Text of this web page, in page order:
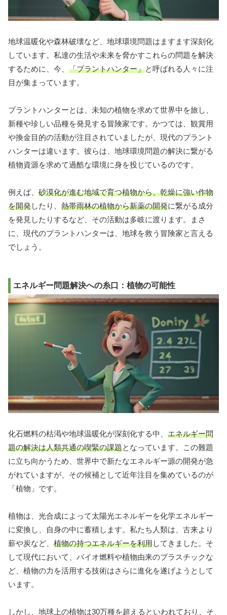
地球温暖化や森林破壊など、地球環境問題はますます深刻化
しています。私達の生活や未来を脅かすこれらの問題を解決
するために、今、 「プラントハンター」と呼ばれる人々に注
目が集まっています。
プラントハンターとは、未知の植物を求めて世界中を旅し、
新種や珍しい品種を発見する冒険家です。かつては、観賞用
や換金目的の活動が注目されていましたが、現代のプラント
ハンターは違います。彼らは、地球環境問題の解決に繋がる
植物資源を求めて過酷な環境に身を投じているのです。
例えば、 砂漠化が進む地域で育つ植物から、乾燥に強い作物
を開発したり、 熱帯雨林の植物から新薬の開発に繋がる成分
を発見したりするなど、その活動は多岐に渡ります。まさ
に、現代のプラントハンターは、地球を救う冒険家と言える
でしょう。
エネルギー問題解決への糸口：植物の可能性
化石燃料の枯渇や地球温暖化が深刻化する中、 エネルギー問
題の解決は人類共通の喫緊の課題となっています。この難題
に立ち向かうため、世界中で新たなエネルギー源の開発が急
がれていますが、その候補として近年注目を集めているのが
「植物」です。
植物は、光合成によって太陽光エネルギーを化学エネルギー
に変換し、自身の中に蓄積します。私たち人類は、古来より
薪や炭など、 植物の持つエネルギーを利用してきました。そ
して現代において、バイオ燃料や植物由来のプラスチックな
ど、植物の力を活用する技術はさらに進化を遂げようとして
います。
しかし、地球上の植物は30万種を超えるといわれており、そ